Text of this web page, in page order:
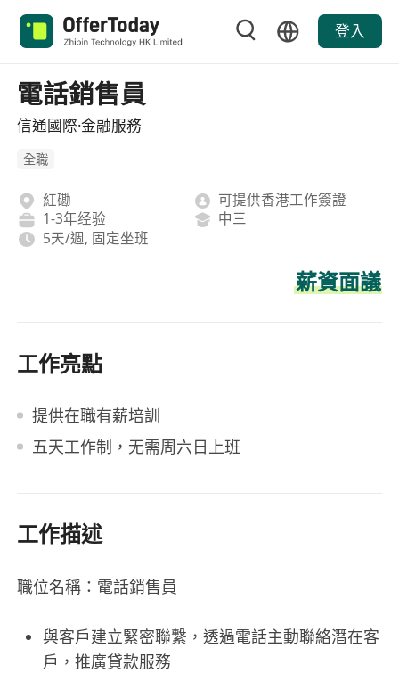
登入
電話銷售員
信通國際·金融服務
全職
紅磡
可提供香港工作簽證
1-3年经验
中三
5天/週, 固定坐班
薪資面議
工作亮點
提供在職有薪培訓
五天工作制，无需周六日上班
工作描述
職位名稱：電話銷售員
與客戶建立緊密聯繫，透過電話主動聯絡潛在客
戶，推廣貸款服務